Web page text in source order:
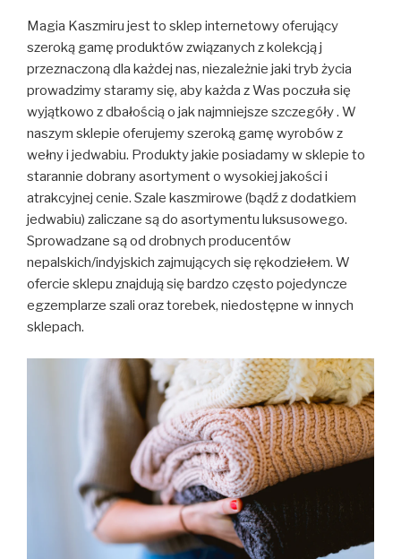
Magia Kaszmiru jest to sklep internetowy oferujący
szeroką gamę produktów związanych z kolekcją j
przeznaczoną dla każdej nas, niezależnie jaki tryb życia
prowadzimy staramy się, aby każda z Was poczuła się
wyjątkowo z dbałością o jak najmniejsze szczegóły . W
naszym sklepie oferujemy szeroką gamę wyrobów z
wełny i jedwabiu. Produkty jakie posiadamy w sklepie to
starannie dobrany asortyment o wysokiej jakości i
atrakcyjnej cenie. Szale kaszmirowe (bądź z dodatkiem
jedwabiu) zaliczane są do asortymentu luksusowego.
Sprowadzane są od drobnych producentów
nepalskich/indyjskich zajmujących się rękodziełem. W
ofercie sklepu znajdują się bardzo często pojedyncze
egzemplarze szali oraz torebek, niedostępne w innych
sklepach.